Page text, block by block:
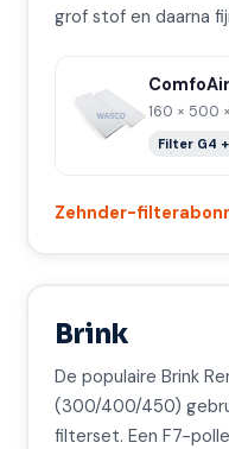
grof stof en daarna
160 × 500
Filter G4 +
Zehnder-
Brink
De populaire Brink
(300/400/450)
filterset. Een F7-